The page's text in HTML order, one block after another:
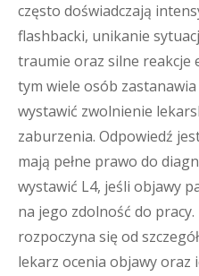
często doświadczają
flashbacki, unikanie
traumie oraz silne reakcje
tym wiele osób
wystawić zwolnienie
zaburzenia. Odpowiedź
mają pełne prawo do
wystawić L4, jeśli objawy
na jego zdolność do
rozpoczyna się od
lekarz ocenia objawy oraz